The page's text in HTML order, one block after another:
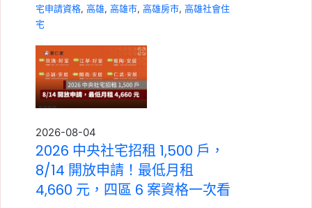
宅申請資格, 高雄, 高雄市, 高雄房市, 高雄社會住
宅
2026-08-04
2026 中央社宅招租 1,500 戶，
8/14 開放申請！最低月租
4,660 元，四區 6 案資格一次看